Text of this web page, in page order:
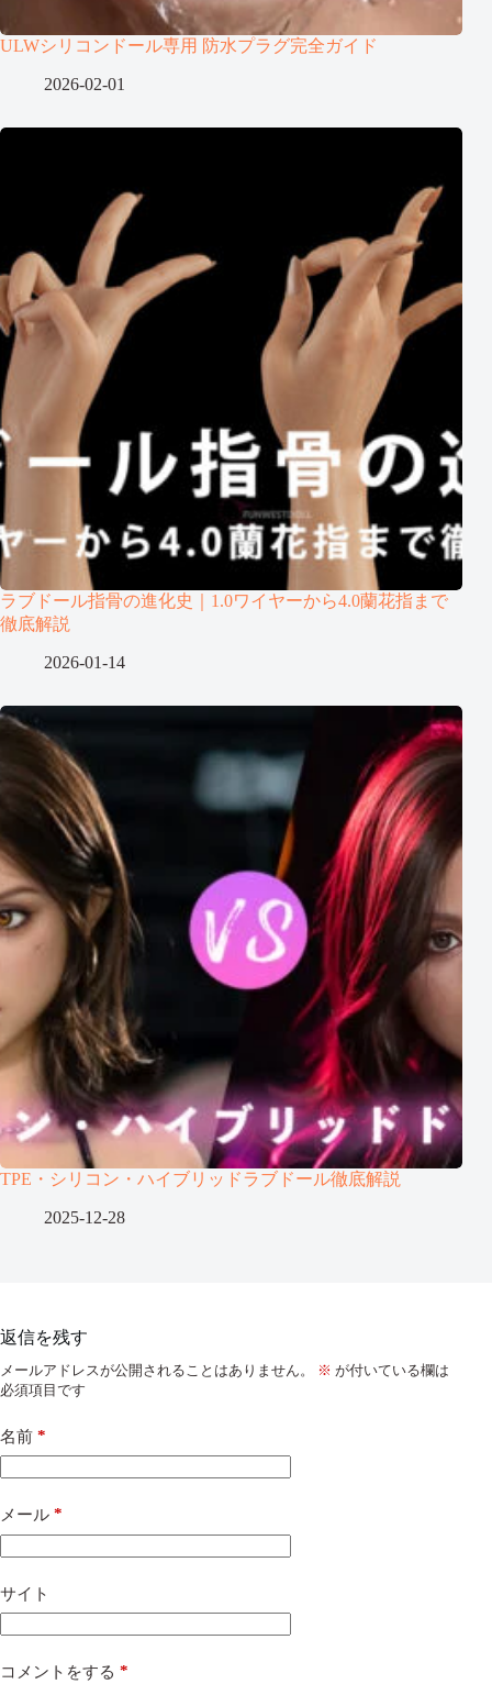
ULWシリコンドール専用 防水プラグ完全ガイド
2026-02-01
ラブドール指骨の進化史｜1.0ワイヤーから4.0蘭花指まで
徹底解説
2026-01-14
TPE・シリコン・ハイブリッドラブドール徹底解説
2025-12-28
返信を残す
メールアドレスが公開されることはありません。 ※ が付いている欄は
必須項目です
名前 *
メール *
サイト
コメントをする *